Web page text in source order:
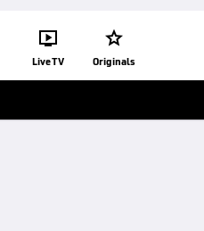

Live TV

Originals